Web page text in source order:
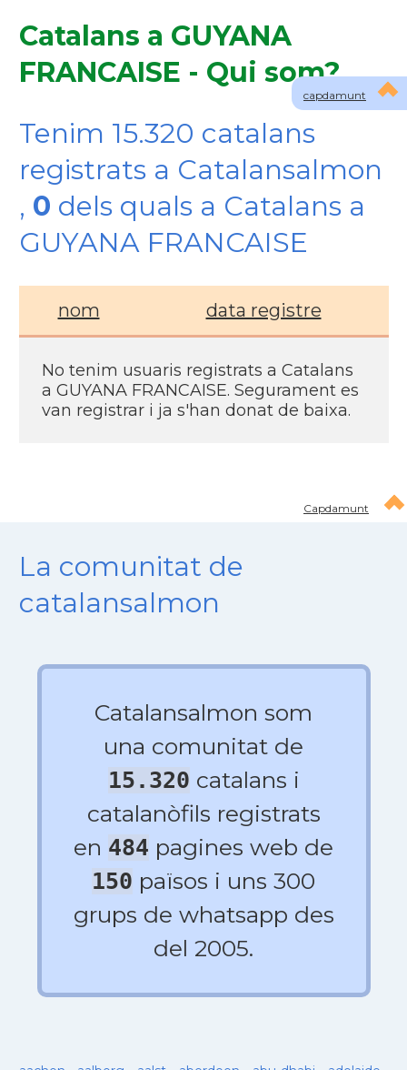
capdamunt
Catalans a GUYANA
FRANCAISE - Qui som?
Tenim 15.320 catalans
registrats a Catalansalmon
, 0 dels quals a Catalans a
GUYANA FRANCAISE
nom data registre
No tenim usuaris registrats a Catalans
a GUYANA FRANCAISE. Segurament es
van registrar i ja s'han donat de baixa.
Capdamunt
La comunitat de
catalansalmon
Catalansalmon som
una comunitat de
15.320 catalans i
catalanòfils registrats
en 484 pagines web de
150 països i uns 300
grups de whatsapp des
del 2005.